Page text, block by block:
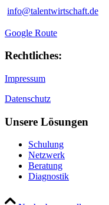
info@talentwirtschaft.de
Google Route
Rechtliches:
Impressum
Datenschutz
Unsere Lösungen
Schulung
Netzwerk
Beratung
Diagnostik